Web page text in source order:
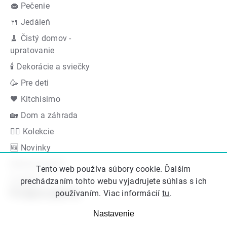
Tento web používa súbory cookie. Ďalším
prechádzaním tohto webu vyjadrujete súhlas s ich
používaním. Viac informácií tu.
Nastavenie
🧁 Pečenie
🍴 Jedáleň
🧹 Čistý domov -
upratovanie
🕯 Dekorácie a sviečky
🥳 Pre deti
🖤 Kitchisimo
🏡 Dom a záhrada
👍🏻 Kolekcie
🆕 Novinky
Akčná ponuka
Značky
Podporujeme